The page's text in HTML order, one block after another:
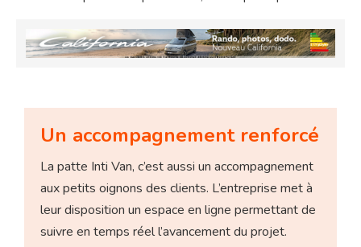
Un accompagnement renforcé
La patte Inti Van, c’est aussi un accompagnement
aux petits oignons des clients. L’entreprise met à
leur disposition un espace en ligne permettant de
suivre en temps réel l’avancement du projet.